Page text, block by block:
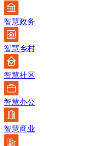
智慧政务
智慧乡村
智慧社区
智慧办公
智慧商业